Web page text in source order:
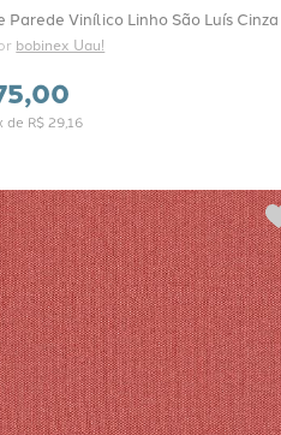
Parede Vinílico Linho São Luís Cinza
bobinex Uau!
,00
de R$ 2916